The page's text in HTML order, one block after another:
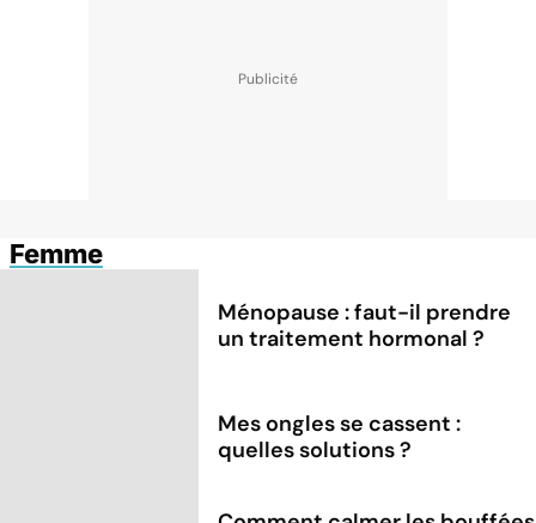
Femme
Ménopause : faut-il prendre
un traitement hormonal ?
Mes ongles se cassent :
quelles solutions ?